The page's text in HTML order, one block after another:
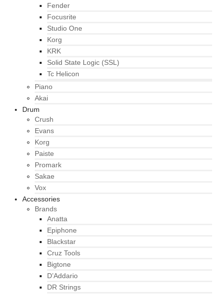
Fender
Focusrite
Studio One
Korg
KRK
Solid State Logic (SSL)
Tc Helicon
Piano
Akai
Drum
Crush
Evans
Korg
Paiste
Promark
Sakae
Vox
Accessories
Brands
Anatta
Epiphone
Blackstar
Cruz Tools
Bigtone
D’Addario
DR Strings